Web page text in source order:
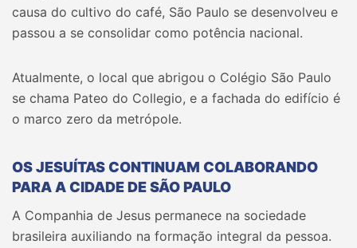
causa do cultivo do café, São Paulo se desenvolveu e
passou a se consolidar como potência nacional.
Atualmente, o local que abrigou o Colégio São Paulo
se chama Pateo do Collegio, e a fachada do edifício é
o marco zero da metrópole.
OS JESUÍTAS CONTINUAM COLABORANDO
PARA A CIDADE DE SÃO PAULO
A Companhia de Jesus permanece na sociedade
brasileira auxiliando na formação integral da pessoa.